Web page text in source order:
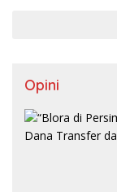
Opini